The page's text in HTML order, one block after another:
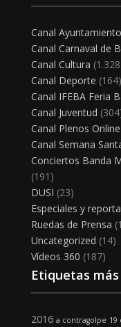
Canal Ayuntamiento
Canal Carnaval de
Canal Cultura
Canal Deporte (164)
Canal IFEBA Feria
Canal Juventud
Canal Plenos Online
Canal Semana
Conciertos Banda
(191)
DUSI (23)
Especiales y
Ruedas de Prensa
Uncategorized (14)
Vídeos 360 (187)
Etiquetas
2016 a contragolpe 19